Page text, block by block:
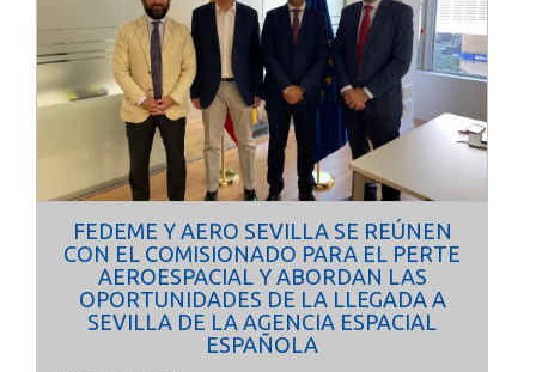
FEDEME Y AERO SEVILLA SE REÚNEN
CON EL COMISIONADO PARA EL PERTE
AEROESPACIAL Y ABORDAN LAS
OPORTUNIDADES DE LA LLEGADA A
SEVILLA DE LA AGENCIA ESPACIAL
ESPAÑOLA